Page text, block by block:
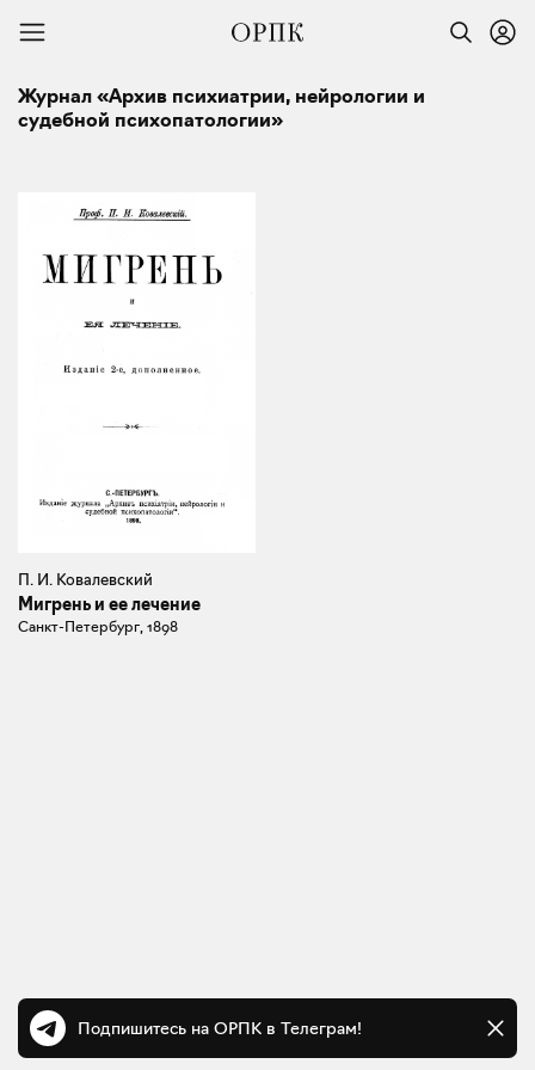
Журнал «Архив психиатрии, нейрологии и
судебной психопатологии»
П. И. Ковалевский
Мигрень и ее лечение
Санкт-Петербург, 1898
Подпишитесь на ОРПК в Телеграм!